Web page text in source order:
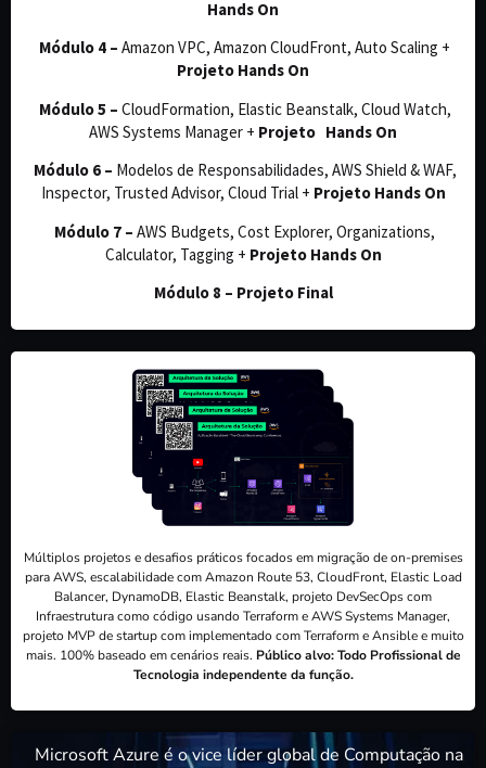
Hands On
Módulo 4 – Amazon VPC, Amazon CloudFront, Auto Scaling +
Projeto Hands On
Módulo 5 – CloudFormation, Elastic Beanstalk, Cloud Watch,
AWS Systems Manager + Projeto Hands On
Módulo 6 – Modelos de Responsabilidades, AWS Shield & WAF,
Inspector, Trusted Advisor, Cloud Trial + Projeto Hands On
Módulo 7 – AWS Budgets, Cost Explorer, Organizations,
Calculator, Tagging + Projeto Hands On
Módulo 8 – Projeto Final
Múltiplos projetos e desafios práticos focados em migração de on-premises
para AWS, escalabilidade com Amazon Route 53, CloudFront, Elastic Load
Balancer, DynamoDB, Elastic Beanstalk, projeto DevSecOps com
Infraestrutura como código usando Terraform e AWS Systems Manager,
projeto MVP de startup com implementado com Terraform e Ansible e muito
mais. 100% baseado em cenários reais. Público alvo: Todo Profissional de
Tecnologia independente da função.
Microsoft Azure é o vice líder global de Computação na